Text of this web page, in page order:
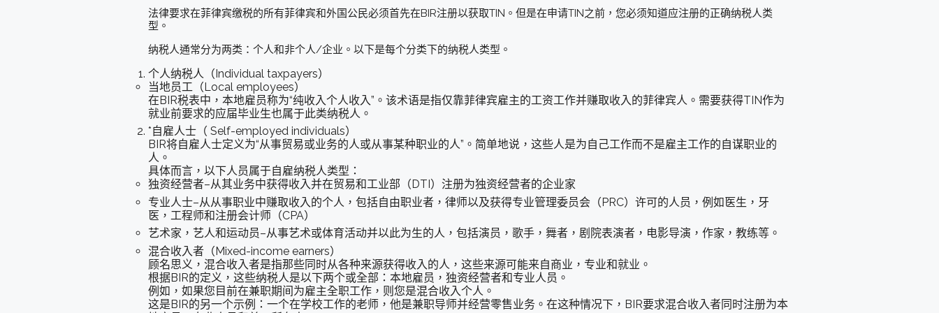
法律要求在菲律宾缴税的所有菲律宾和外国公民必须首先在BIR注册以获取TIN。但是在申请TIN之前，您必须知道应注册的正确纳税人类
型。
纳税人通常分为两类：个人和非个人/企业。以下是每个分类下的纳税人类型。
个人纳税人（Individual taxpayers）
当地员工（Local employees）
在BIR税表中，本地雇员称为“纯收入个人收入”。该术语是指仅靠菲律宾雇主的工资工作并赚取收入的菲律宾人。需要获得TIN作为
就业前要求的应届毕业生也属于此类纳税人。
*自雇人士（ Self-employed individuals）
BIR将自雇人士定义为“从事贸易或业务的人或从事某种职业的人”。简单地说，这些人是为自己工作而不是雇主工作的自谋职业的
人。
具体而言，以下人员属于自雇纳税人类型：
独资经营者–从其业务中获得收入并在贸易和工业部（DTI）注册为独资经营者的企业家
专业人士–从从事职业中赚取收入的个人，包括自由职业者，律师以及获得专业管理委员会（PRC）许可的人员，例如医生，牙
医，工程师和注册会计师（CPA）
艺术家，艺人和运动员–从事艺术或体育活动并以此为生的人，包括演员，歌手，舞者，剧院表演者，电影导演，作家，教练等。
混合收入者（Mixed-income earners）
顾名思义，混合收入者是指那些同时从各种来源获得收入的人，这些来源可能来自商业，专业和就业。
根据BIR的定义，这些纳税人是以下两个或全部：本地雇员，独资经营者和专业人员。
例如，如果您目前在兼职期间为雇主全职工作，则您是混合收入个人。
这是BIR的另一个示例：一个在学校工作的老师，他是兼职导师并经营零售业务。在这种情况下，BIR要求混合收入者同时注册为本